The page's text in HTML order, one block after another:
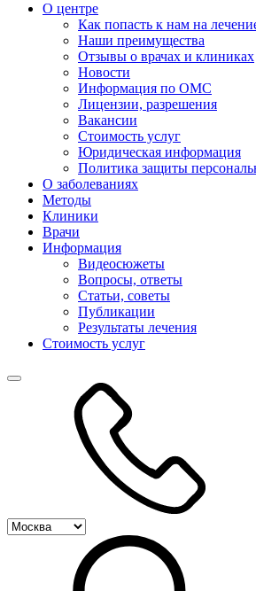
О центре
Как попасть к нам на
Наши преимущества
Отзывы о врачах и клиниках
Новости
Информация по ОМС
Лицензии, разрешения
Вакансии
Стоимость услуг
Юридическая информация
Политика защиты
О заболеваниях
Методы
Клиники
Врачи
Информация
Видеосюжеты
Вопросы, ответы
Статьи, советы
Публикации
Результаты лечения
Стоимость услуг